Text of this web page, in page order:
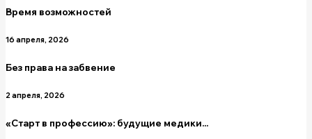
Время возможностей
16 апреля, 2026
Без права на забвение
2 апреля, 2026
«Старт в профессию»: будущие медики...